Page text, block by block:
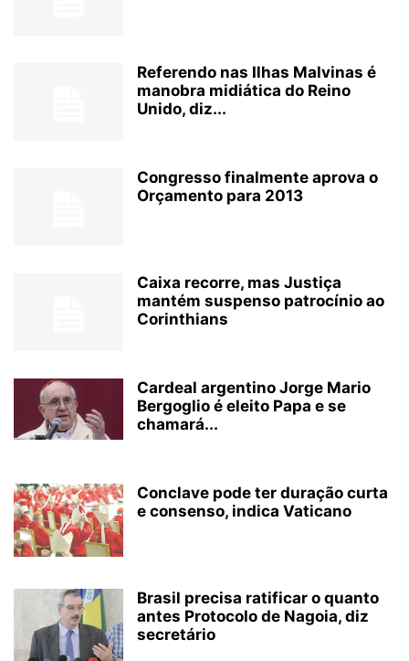
Referendo nas Ilhas Malvinas é
manobra midiática do Reino
Unido, diz...
Congresso finalmente aprova o
Orçamento para 2013
Caixa recorre, mas Justiça
mantém suspenso patrocínio ao
Corinthians
Cardeal argentino Jorge Mario
Bergoglio é eleito Papa e se
chamará...
Conclave pode ter duração curta
e consenso, indica Vaticano
Brasil precisa ratificar o quanto
antes Protocolo de Nagoia, diz
secretário